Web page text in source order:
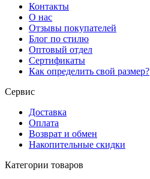
Контакты
О нас
Отзывы покупателей
Блог по стилю
Оптовый отдел
Сертификаты
Как определить свой размер?
Сервис
Доставка
Оплата
Возврат и обмен
Накопительные скидки
Категории товаров